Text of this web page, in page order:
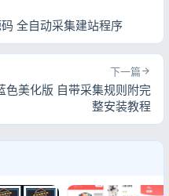
全自动采集建站程序
下一篇
色美化版 自带采集规则附完
整安装教程